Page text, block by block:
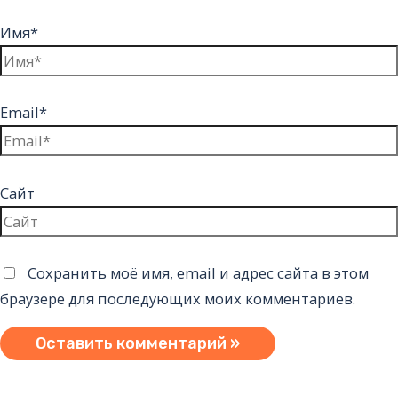
Имя*
Email*
Сайт
Сохранить моё имя, email и адрес сайта в этом
браузере для последующих моих комментариев.